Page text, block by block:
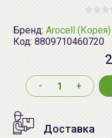
Бренд: Arocell (Корея)
Код: 8809710460720
- +
Доставка